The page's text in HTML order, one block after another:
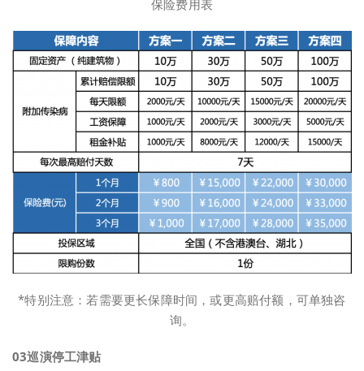
保险费用表
*特别注意：若需要更长保障时间，或更高赔付额，可单独咨
询。
03巡演停工津贴